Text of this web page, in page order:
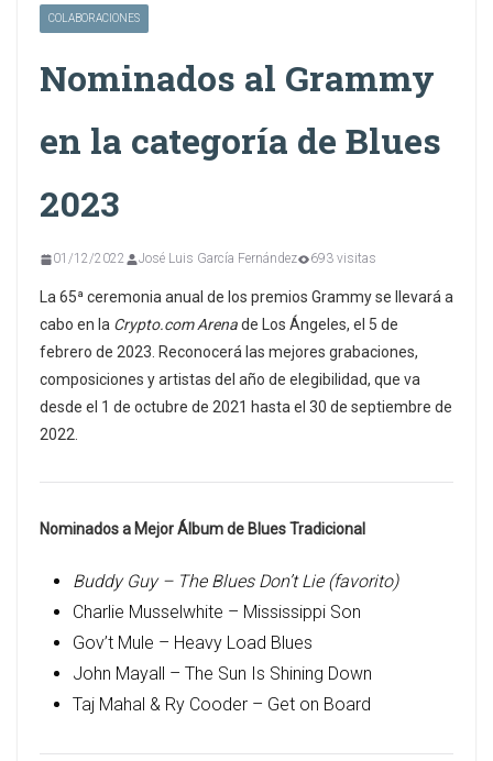
COLABORACIONES
Nominados al Grammy
en la categoría de Blues
2023
01/12/2022 José Luis García Fernández 693 visitas
La 65ª ceremonia anual de los premios Grammy se llevará a
cabo en la Crypto.com Arenade Los Ángeles, el 5 de
febrero de 2023. Reconocerá las mejores grabaciones,
composiciones y artistas del año de elegibilidad, que va
desde el 1 de octubre de 2021 hasta el 30 de septiembre de
2022.
Nominados a Mejor Álbum de Blues Tradicional
Buddy Guy – The Blues Don’t Lie (favorito)
Charlie Musselwhite – Mississippi Son
Gov’t Mule – Heavy Load Blues
John Mayall – The Sun Is Shining Down
Taj Mahal & Ry Cooder – Get on Board